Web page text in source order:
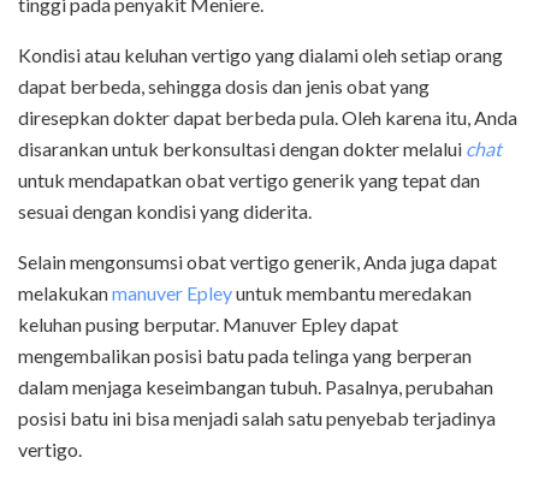
Kondisi atau keluhan vertigo yang dialami oleh setiap orang
dapat berbeda, sehingga dosis dan jenis obat yang
diresepkan dokter dapat berbeda pula. Oleh karena itu, Anda
disarankan untuk berkonsultasi dengan dokter melalui chat
untuk mendapatkan obat vertigo generik yang tepat dan
sesuai dengan kondisi yang diderita.
Selain mengonsumsi obat vertigo generik, Anda juga dapat
melakukanmanuver Epleyuntuk membantu meredakan
keluhan pusing berputar. Manuver Epley dapat
mengembalikan posisi batu pada telinga yang berperan
dalam menjaga keseimbangan tubuh. Pasalnya, perubahan
posisi batu ini bisa menjadi salah satu penyebab terjadinya
vertigo.